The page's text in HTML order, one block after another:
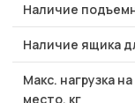
Наличие
Наличие ящика
Макс. нагрузка
место, кг